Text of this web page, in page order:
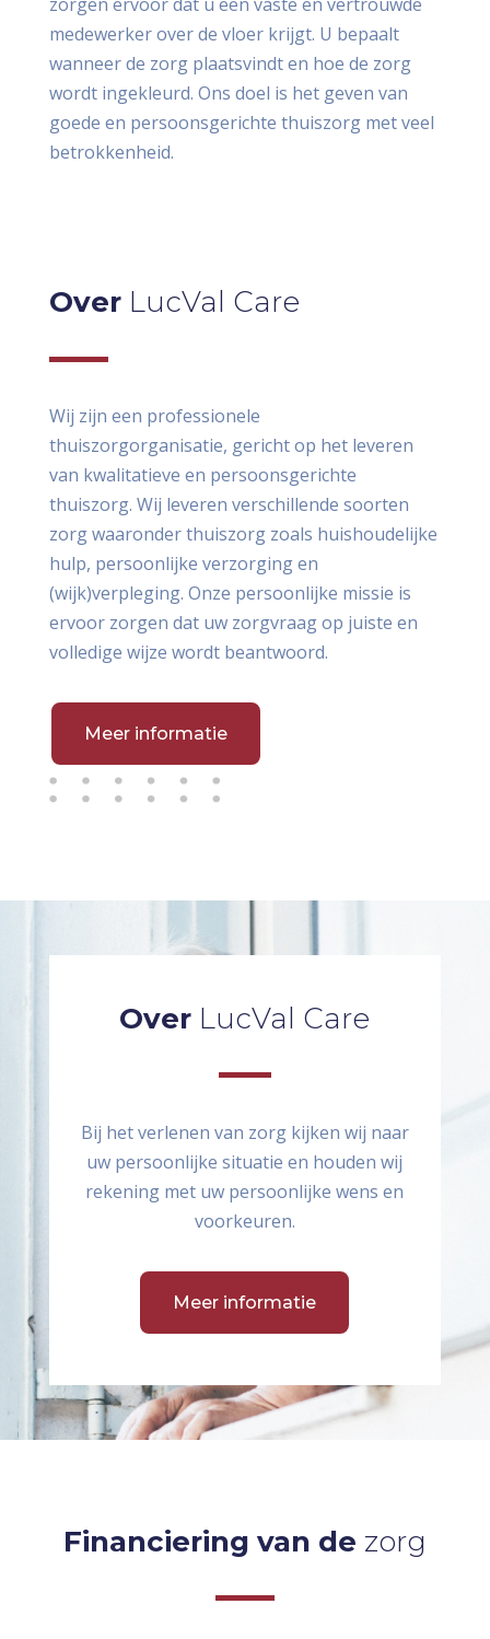
medewerker over de vloer krijgt. U bepaalt
wanneer de zorg plaatsvindt en hoe de zorg
wordt ingekleurd. Ons doel is het geven van
goede en persoonsgerichte thuiszorg met veel
betrokkenheid.
Over LucVal Care
Wij zijn een professionele
thuiszorgorganisatie, gericht op het leveren
van kwalitatieve en persoonsgerichte
thuiszorg. Wij leveren verschillende soorten
zorg waaronder thuiszorg zoals huishoudelijke
hulp, persoonlijke verzorging en
(wijk)verpleging. Onze persoonlijke missie is
ervoor zorgen dat uw zorgvraag op juiste en
volledige wijze wordt beantwoord.
Meer informatie
Over LucVal Care
Bij het verlenen van zorg kijken wij naar
uw persoonlijke situatie en houden wij
rekening met uw persoonlijke wens en
voorkeuren.
Meer informatie
Financiering van de zorg